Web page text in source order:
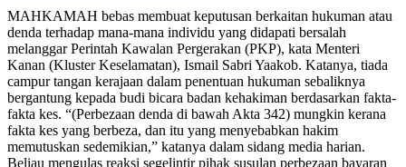
MAHKAMAH bebas membuat keputusan berkaitan hukuman atau
denda terhadap mana-mana individu yang didapati bersalah
melanggar Perintah Kawalan Pergerakan (PKP), kata Menteri
Kanan (Kluster Keselamatan), Ismail Sabri Yaakob. Katanya, tiada
campur tangan kerajaan dalam penentuan hukuman sebaliknya
bergantung kepada budi bicara badan kehakiman berdasarkan fakta-
fakta kes. “(Perbezaan denda di bawah Akta 342) mungkin kerana
fakta kes yang berbeza, dan itu yang menyebabkan hakim
memutuskan sedemikian,” katanya dalam sidang media harian.
Beliau mengulas reaksi segelintir pihak susulan perbezaan bayaran